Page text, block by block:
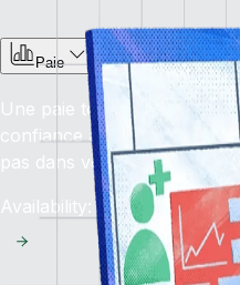
Paie
Une paie toujours dans les
confiance à notre solution
pas dans vos opérations
Availability: En cours